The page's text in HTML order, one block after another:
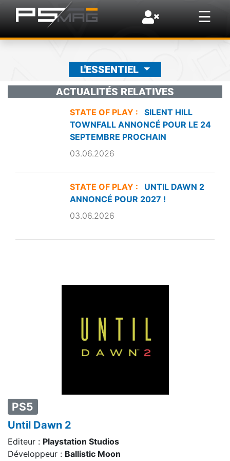
☰
×
L'ESSENTIEL
PS5
Until Dawn 2
Editeur : Playstation Studios
Développeur : Ballistic Moon
ACTUALITÉS RELATIVES
STATE OF PLAY :
SILENT HILL
TOWNFALL ANNONCÉ POUR LE 24
SEPTEMBRE PROCHAIN
03.06.2026
STATE OF PLAY :
UNTIL DAWN 2
ANNONCÉ POUR 2027 !
03.06.2026